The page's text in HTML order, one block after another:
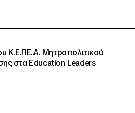
Κ.Ε.ΠΕ.Α. Μητροπολιτικού
στα Education Leaders